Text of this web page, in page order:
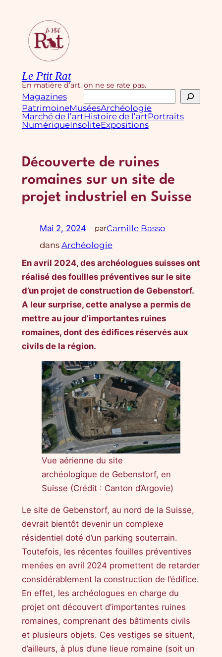
contenu
Le Ptit Rat
En matière d’art, on ne se rate pas.
Magazines
Rechercher
PatrimoineMuséesArchéologie
Marché de l’artHistoire de l’artPortraits
NumériqueInsoliteExpositions
Découverte de ruines
romaines sur un site de
projet industriel en Suisse
Mai 2, 2024—parCamille Basso
dans Archéologie
En avril 2024, des archéologues suisses ont
réalisé des fouilles préventives sur le site
d’un projet de construction de Gebenstorf.
A leur surprise, cette analyse a permis de
mettre au jour d’importantes ruines
romaines, dont des édifices réservés aux
civils de la région.
Vue aérienne du site
archéologique de Gebenstorf, en
Suisse (Crédit : Canton d’Argovie)
Le site de Gebenstorf, au nord de la Suisse,
devrait bientôt devenir un complexe
résidentiel doté d’un parking souterrain.
Toutefois, les récentes fouilles préventives
menées en avril 2024 promettent de retarder
considérablement la construction de l’édifice.
En effet, les archéologues en charge du
projet ont découvert d’importantes ruines
romaines, comprenant des bâtiments civils
et plusieurs objets. Ces vestiges se situent,
d’ailleurs, à plus d’une lieue romaine (soit un